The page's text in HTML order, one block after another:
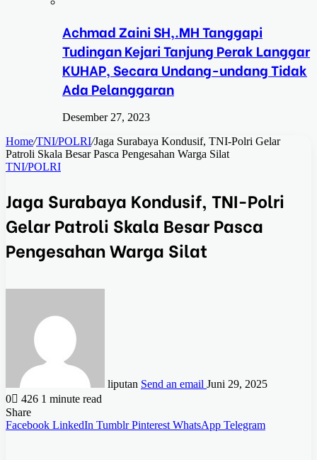
Achmad Zaini SH,.MH Tanggapi
Tudingan Kejari Tanjung Perak Langgar
KUHAP, Secara Undang-undang Tidak
Ada Pelanggaran
Desember 27, 2023
Home/TNI/POLRI/Jaga Surabaya Kondusif, TNI-Polri Gelar
Patroli Skala Besar Pasca Pengesahan Warga Silat
TNI/POLRI
Jaga Surabaya Kondusif, TNI-Polri
Gelar Patroli Skala Besar Pasca
Pengesahan Warga Silat
liputan Send an email Juni 29, 2025
0
426 1 minute read
Share
Facebook LinkedIn Tumblr Pinterest WhatsApp Telegram